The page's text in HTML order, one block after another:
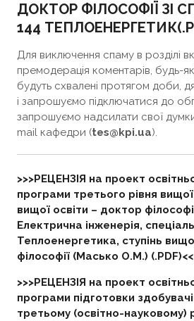
ДОКТОР ФІЛОСОФІЇ ЗІ
144
Для виключення спаму в розділі
премодерація коментарів, будь-
будуть схвалені протягом доби,
і запрошуємо підключатися до
запрошуємо надсилати свої
mail кафедри (tes@kpi.ua).
>>>РЕЦЕНЗІЯ на проект
програми третього рівня вищої
вищої освіти – доктор
Електрична інженерія,
Теплоенергетика, ступінь
філософії (Масько О.М.)
>>>РЕЦЕНЗІЯ на проект
програми підготовки
третьому (освітно-науковому)